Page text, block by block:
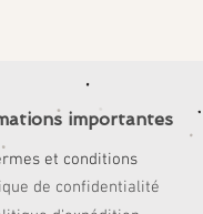
importantes
et conditions
de confidentialité